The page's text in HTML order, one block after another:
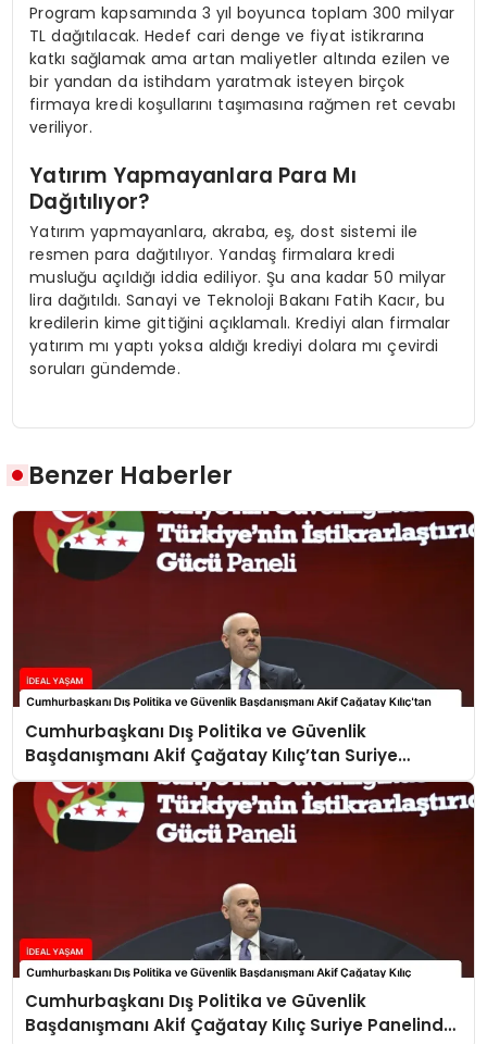
Program kapsamında 3 yıl boyunca toplam 300 milyar
TL dağıtılacak. Hedef cari denge ve fiyat istikrarına
katkı sağlamak ama artan maliyetler altında ezilen ve
bir yandan da istihdam yaratmak isteyen birçok
firmaya kredi koşullarını taşımasına rağmen ret cevabı
veriliyor.
Yatırım Yapmayanlara Para Mı
Dağıtılıyor?
Yatırım yapmayanlara, akraba, eş, dost sistemi ile
resmen para dağıtılıyor. Yandaş firmalara kredi
musluğu açıldığı iddia ediliyor. Şu ana kadar 50 milyar
lira dağıtıldı. Sanayi ve Teknoloji Bakanı Fatih Kacır, bu
kredilerin kime gittiğini açıklamalı. Krediyi alan firmalar
yatırım mı yaptı yoksa aldığı krediyi dolara mı çevirdi
soruları gündemde.
Benzer Haberler
Cumhurbaşkanı Dış Politika ve Güvenlik
Başdanışmanı Akif Çağatay Kılıç’tan Suriye
Panelinde Önemli Açıklamalar
Cumhurbaşkanı Dış Politika ve Güvenlik
Başdanışmanı Akif Çağatay Kılıç Suriye Panelinde